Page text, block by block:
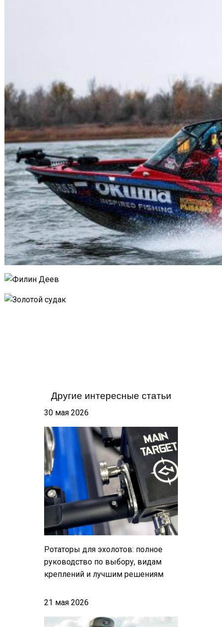
Другие интересные статьи
30 мая 2026
Ротаторы для эхолотов: полное
руководство по выбору, видам
креплений и лучшим решениям
21 мая 2026